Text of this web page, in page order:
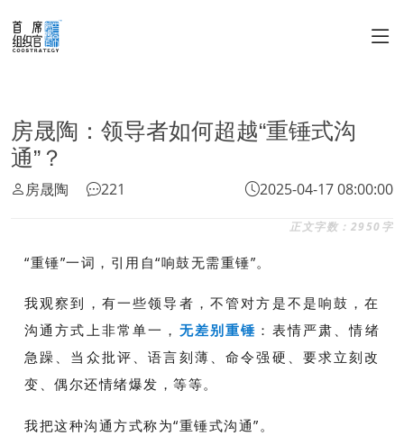
房晟陶：领导者如何超越“重锤式沟
通”？
房晟陶 221 2025-04-17 08:00:00
正文字数：2950字
“重锤”一词，引用自“响鼓无需重锤”。
我观察到，有一些领导者，不管对方是不是响鼓，在
沟通方式上非常单一， 无差别重锤 ：表情严肃、情绪
急躁、当众批评、语言刻薄、命令强硬、要求立刻改
变、偶尔还情绪爆发，等等。
我把这种沟通方式称为“重锤式沟通”。